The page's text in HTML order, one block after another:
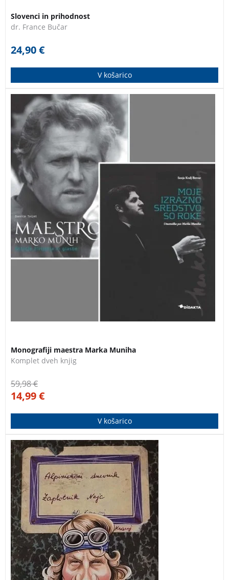
Slovenci in prihodnost
dr. France Bučar
24,90€
V košarico
Komplet darilnih monografij Maestra Marka Muniha:
Sotočje življenja in glasbe, Moje izrazno sredstvo so
roke.
Monografiji maestra Marka Muniha
Komplet dveh knjig
59,98€
14,99€
V košarico
Alpinistični dnevnik legendarnega kranjskega
alpinista in karizmatičnega pisca, Jerneja – Nejca
Zaplotnika z ilustracijami Jožeta Trobca in spremno
besedo Mojce Zaplotnik Jamnik.